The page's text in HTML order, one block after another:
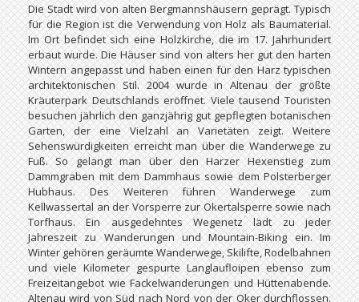
Die Stadt wird von alten Bergmannshäusern geprägt. Typisch
für die Region ist die Verwendung von Holz als Baumaterial.
Im Ort befindet sich eine Holzkirche, die im 17. Jahrhundert
erbaut wurde. Die Häuser sind von alters her gut den harten
Wintern angepasst und haben einen für den Harz typischen
architektonischen Stil. 2004 wurde in Altenau der größte
Kräuterpark Deutschlands eröffnet. Viele tausend Touristen
besuchen jährlich den ganzjährig gut gepflegten botanischen
Garten, der eine Vielzahl an Varietäten zeigt. Weitere
Sehenswürdigkeiten erreicht man über die Wanderwege zu
Fuß. So gelangt man über den Harzer Hexenstieg zum
Dammgraben mit dem Dammhaus sowie dem Polsterberger
Hubhaus. Des Weiteren führen Wanderwege zum
Kellwassertal an der Vorsperre zur Okertalsperre sowie nach
Torfhaus. Ein ausgedehntes Wegenetz lädt zu jeder
Jahreszeit zu Wanderungen und Mountain-Biking ein. Im
Winter gehören geräumte Wanderwege, Skilifte, Rodelbahnen
und viele Kilometer gespurte Langlaufloipen ebenso zum
Freizeitangebot wie Fackelwanderungen und Hüttenabende.
Altenau wird von Süd nach Nord von der Oker durchflossen.